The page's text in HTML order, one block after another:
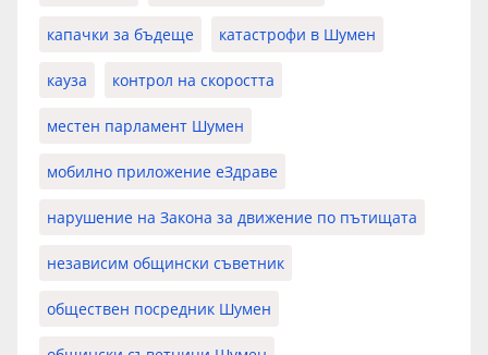
капачки за бъдеще катастрофи в Шумен
кауза контрол на скоростта
местен парламент Шумен
мобилно приложение еЗдраве
нарушение на Закона за движение по пътищата
независим общински съветник
обществен посредник Шумен